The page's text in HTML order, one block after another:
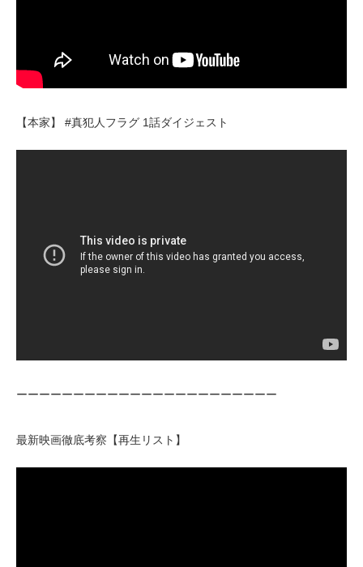
【本家】 #真犯人フラグ 1話ダイジェスト
ーーーーーーーーーーーーーーーーーーーーーーー
最新映画徹底考察【再生リスト】